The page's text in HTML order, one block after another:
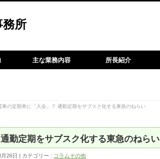
務所
主な業務内容 所長紹介
車の定期券に「入会」？ 通勤定期をサブスク化する東急のねらい
勤定期をサブスク化する東急のねらい
26日 カテゴリー : コラムその他